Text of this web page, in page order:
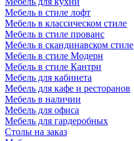
Мебель в стиле лофт
Мебель в классическом стиле
Мебель в стиле прованс
Мебель в скандинавском стиле
Мебель в стиле Модерн
Мебель в стиле Кантри
Мебель для кабинета
Мебель для кафе и ресторанов
Мебель в наличии
Мебель для офиса
Мебель для гардеробных
Столы на заказ